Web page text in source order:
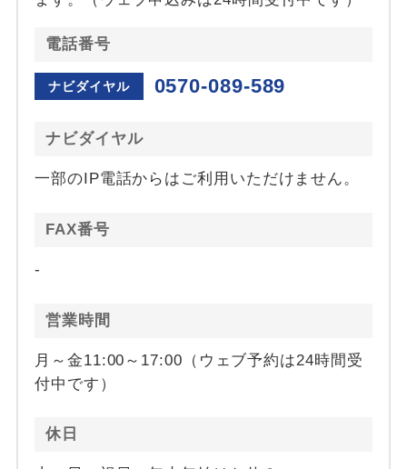
電話番号
ナビダイヤル 0570-089-589
ナビダイヤル
一部のIP電話からはご利用いただけません。
FAX番号
-
営業時間
月～金11:00～17:00（ウェブ予約は24時間受
付中です）
休日